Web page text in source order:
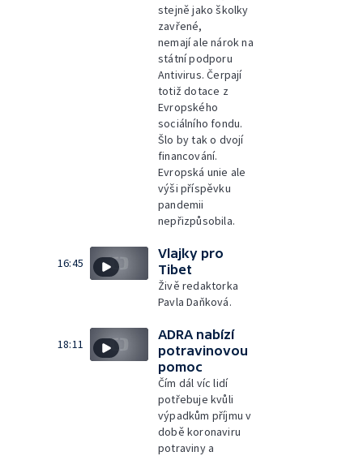
stejně jako školky
zavřené,
nemají ale nárok na
státní podporu
Antivirus. Čerpají
totiž dotace z
Evropského
sociálního fondu.
Šlo by tak o dvojí
financování.
Evropská unie ale
výši příspěvku
pandemii
nepřizpůsobila.
16:45
Vlajky pro
Tibet
Živě redaktorka
Pavla Daňková.
18:11
ADRA nabízí
potravinovou
pomoc
Čím dál víc lidí
potřebuje kvůli
výpadkům příjmu v
době koronaviru
potraviny a